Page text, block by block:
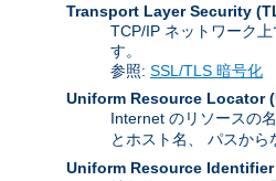
Transport Layer Security
TCP/IP ネットワーク
す。
参照: SSL/TLS 暗号化
Uniform Resource Locator
Internet のリソースの
とホスト名、 パスから
Uniform Resource Identifier